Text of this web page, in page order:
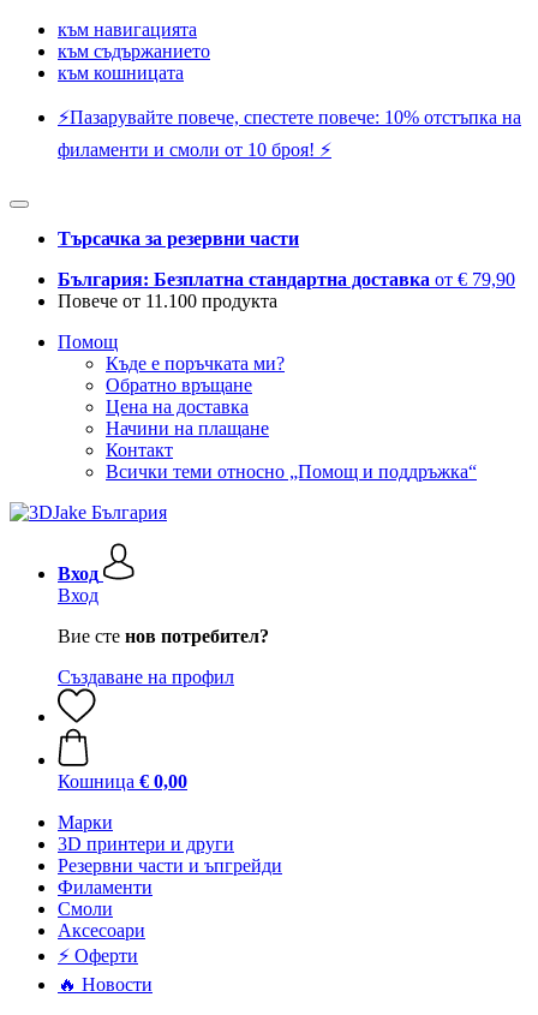
към навигацията
към съдържанието
към кошницата
⚡️Пазарувайте повече, спестете повече: 10% отстъпка на
филаменти и смоли от 10 броя! ⚡️
Търсачка за резервни части
България: Безплатна стандартна доставка от € 79,90
Повече от 11.100 продукта
Помощ
Къде е поръчката ми?
Обратно връщане
Цена на доставка
Начини на плащане
Контакт
Всички теми относно „Помощ и поддръжка“
Вход
Вход
Вие сте нов потребител?
Създаване на профил
Кошница € 0,00
Mарки
3D принтери и други
Резервни части и ъпгрейди
Филаменти
Смоли
Аксесоари
⚡ Оферти
🔥 Новости